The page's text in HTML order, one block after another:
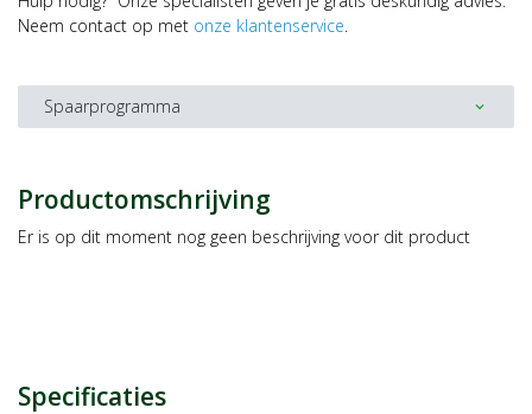
Neem contact op met onze klantenservice.
Spaarprogramma expand_more
Productomschrijving
Er is op dit moment nog geen beschrijving voor dit product
Specificaties